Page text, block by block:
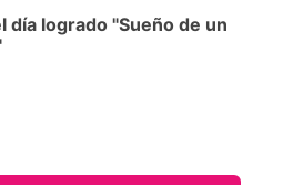
día logrado "Sueño de un